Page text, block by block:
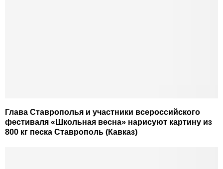
Глава Ставрополья и участники всероссийского
фестиваля «Школьная весна» нарисуют картину из
800 кг песка Ставрополь (Кавказ)